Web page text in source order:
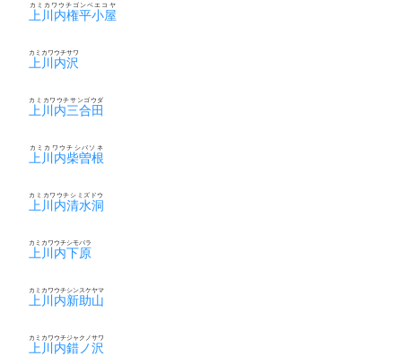
上川内権平小屋
カミカワウチゴンベエコヤ
上川内沢
カミカワウチサワ
上川内三合田
カミカワウチサンゴウダ
上川内柴曽根
カミカワウチシバソネ
上川内清水洞
カミカワウチシミズドウ
上川内下原
カミカワウチシモバラ
上川内新助山
カミカワウチシンスケヤマ
上川内錯ノ沢
カミカワウチジャクノサワ